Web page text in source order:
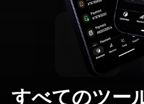
すべてのツー